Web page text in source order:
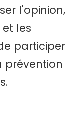
l'opinion,
les
participer
prévention